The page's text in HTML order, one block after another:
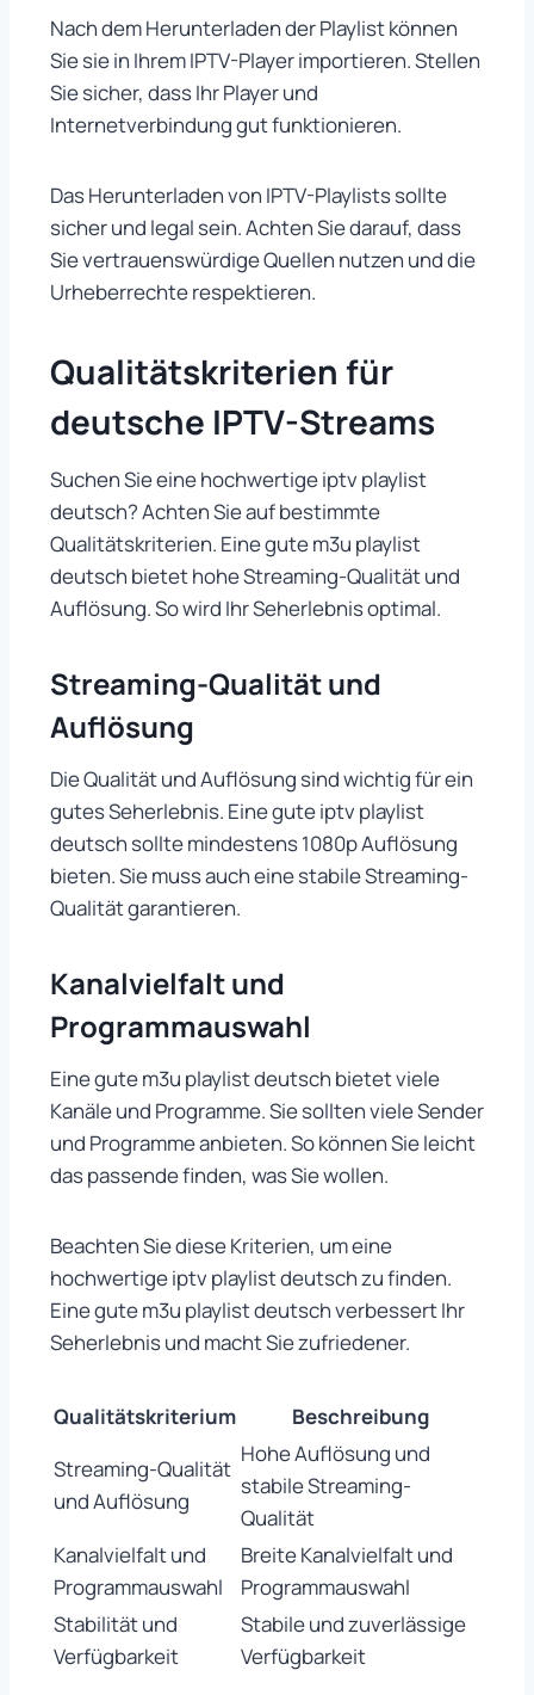
Nach dem Herunterladen der Playlist können
Sie sie in Ihrem IPTV-Player importieren. Stellen
Sie sicher, dass Ihr Player und
Internetverbindung gut funktionieren.
Das Herunterladen von IPTV-Playlists sollte
sicher und legal sein. Achten Sie darauf, dass
Sie vertrauenswürdige Quellen nutzen und die
Urheberrechte respektieren.
Qualitätskriterien für
deutsche IPTV-Streams
Suchen Sie eine hochwertige iptv playlist
deutsch? Achten Sie auf bestimmte
Qualitätskriterien. Eine gute m3u playlist
deutsch bietet hohe Streaming-Qualität und
Auflösung. So wird Ihr Seherlebnis optimal.
Streaming-Qualität und
Auflösung
Die Qualität und Auflösung sind wichtig für ein
gutes Seherlebnis. Eine gute iptv playlist
deutsch sollte mindestens 1080p Auflösung
bieten. Sie muss auch eine stabile Streaming-
Qualität garantieren.
Kanalvielfalt und
Programmauswahl
Eine gute m3u playlist deutsch bietet viele
Kanäle und Programme. Sie sollten viele Sender
und Programme anbieten. So können Sie leicht
das passende finden, was Sie wollen.
Beachten Sie diese Kriterien, um eine
hochwertige iptv playlist deutsch zu finden.
Eine gute m3u playlist deutsch verbessert Ihr
Seherlebnis und macht Sie zufriedener.
Qualitätskriterium
Beschreibung
Streaming-Qualität
und Auflösung
Hohe Auflösung und
stabile Streaming-
Qualität
Kanalvielfalt und
Programmauswahl
Breite Kanalvielfalt und
Programmauswahl
Stabilität und
Verfügbarkeit
Stabile und zuverlässige
Verfügbarkeit